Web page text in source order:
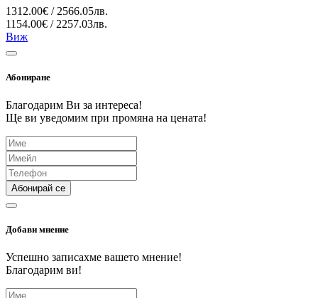
1312.00€ / 2566.05лв.
1154.00€ / 2257.03лв.
Виж
Абониране
Благодарим Ви за интереса!
Ще ви уведомим при промяна на цената!
Абонирай се
Добави мнение
Успешно записахме вашето мнение!
Благодарим ви!